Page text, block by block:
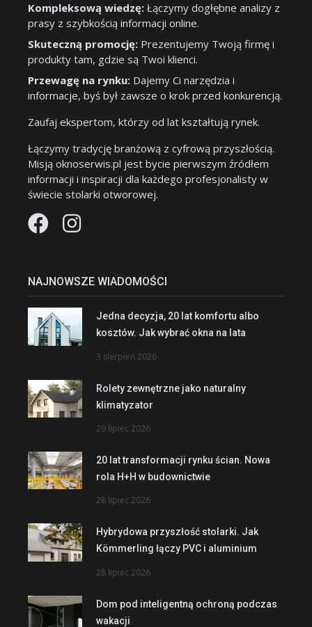
Kompleksową wiedzę: Łączymy dogłębne analizy z
prasy z szybkością informacji online.
Skuteczną promocję: Prezentujemy Twoją firmę i
produkty tam, gdzie są Twoi klienci.
Przewagę na rynku: Dajemy Ci narzędzia i
informacje, byś był zawsze o krok przed konkurencją.
Zaufaj ekspertom, którzy od lat kształtują rynek.
Łączymy tradycję branżową z cyfrową przyszłością.
Misją oknoserwis.pl jest bycie pierwszym źródłem
informacji i inspiracji dla każdego profesjonalisty w
świecie stolarki otworowej.
NAJNOWSZE WIADOMOŚCI
Jedna decyzja, 20 lat komfortu albo
kosztów. Jak wybrać okna na lata
3 sierpień 2026
Rolety zewnętrzne jako naturalny
klimatyzator
29 lipiec 2026
20 lat transformacji rynku ścian. Nowa
rola H+H w budownictwie
28 lipiec 2026
Hybrydowa przyszłość stolarki. Jak
Kömmerling łączy PVC i aluminium
28 lipiec 2026
Dom pod inteligentną ochroną podczas
wakacji